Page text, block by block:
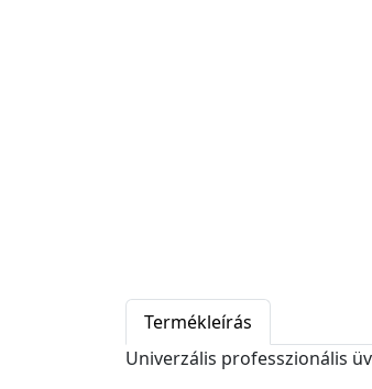
Termékleírás
Univerzális professzionális